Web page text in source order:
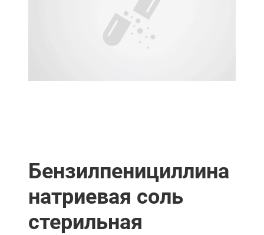
Бензилпенициллина
натриевая соль
стерильная